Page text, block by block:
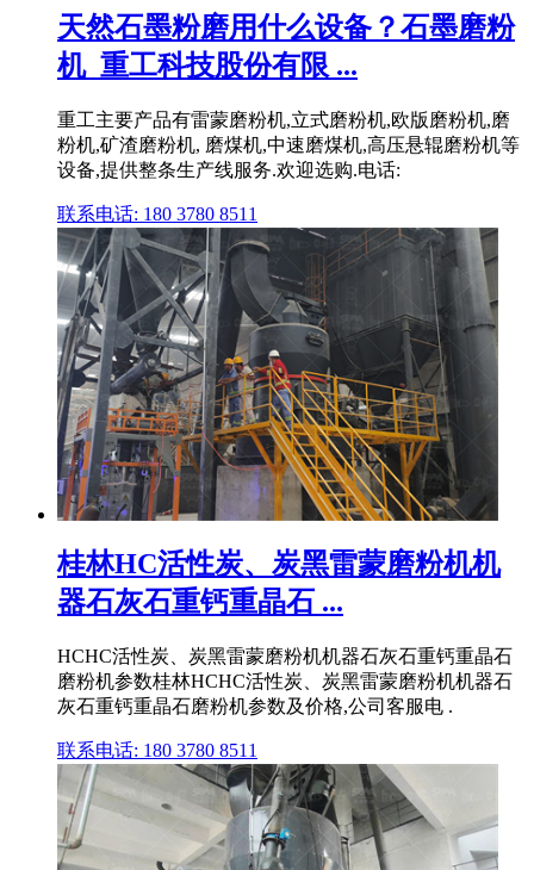
天然石墨粉磨用什么设备？石墨磨粉
机_重工科技股份有限 ...
重工主要产品有雷蒙磨粉机,立式磨粉机,欧版磨粉机,磨
粉机,矿渣磨粉机, 磨煤机,中速磨煤机,高压悬辊磨粉机等
设备,提供整条生产线服务.欢迎选购.电话:
联系电话: 180 3780 8511
桂林HC活性炭、炭黑雷蒙磨粉机机
器石灰石重钙重晶石 ...
HCHC活性炭、炭黑雷蒙磨粉机机器石灰石重钙重晶石
磨粉机参数桂林HCHC活性炭、炭黑雷蒙磨粉机机器石
灰石重钙重晶石磨粉机参数及价格,公司客服电 .
联系电话: 180 3780 8511